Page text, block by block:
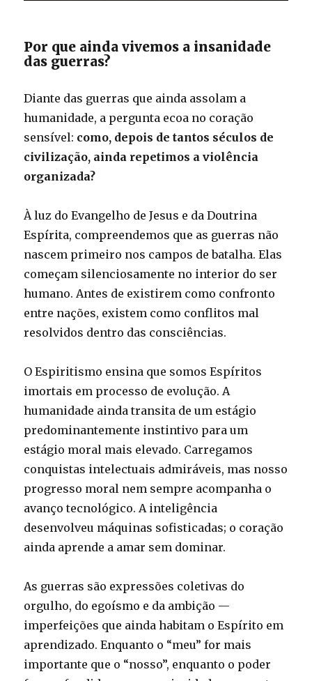
Por que ainda vivemos a insanidade
das guerras?
Diante das guerras que ainda assolam a
humanidade, a pergunta ecoa no coração
sensível: como, depois de tantos séculos de
civilização, ainda repetimos a violência
organizada?
À luz do Evangelho de Jesus e da Doutrina
Espírita, compreendemos que as guerras não
nascem primeiro nos campos de batalha. Elas
começam silenciosamente no interior do ser
humano. Antes de existirem como confronto
entre nações, existem como conflitos mal
resolvidos dentro das consciências.
O Espiritismo ensina que somos Espíritos
imortais em processo de evolução. A
humanidade ainda transita de um estágio
predominantemente instintivo para um
estágio moral mais elevado. Carregamos
conquistas intelectuais admiráveis, mas nosso
progresso moral nem sempre acompanha o
avanço tecnológico. A inteligência
desenvolveu máquinas sofisticadas; o coração
ainda aprende a amar sem dominar.
As guerras são expressões coletivas do
orgulho, do egoísmo e da ambição —
imperfeições que ainda habitam o Espírito em
aprendizado. Enquanto o “meu” for mais
importante que o “nosso”, enquanto o poder